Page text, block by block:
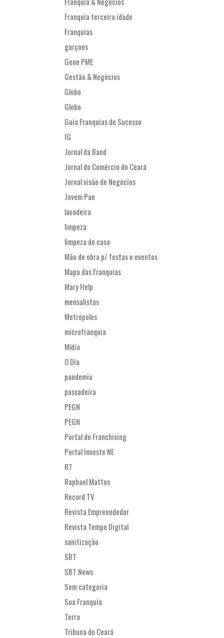
Franquia terceira idade
Franquias
garçons
Gene PME
Gestão & Negócios
Globo
Globo
Guia Franquias de Sucesso
IG
Jornal da Band
Jornal do Comércio do Ceará
Jornal visão de Negócios
Jovem Pan
lavadeira
limpeza
limpeza de casa
Mão de obra p/ festas e eventos
Mapa das Franquias
Mary Help
mensalistas
Metrópoles
microfranquia
Mídia
O Dia
pandemia
passadeira
PEGN
PEGN
Portal do Franchising
Portal Investe NE
R7
Raphael Mattos
Record TV
Revista Empreendedor
Revista Tempo Digital
sanitização
SBT
SBT News
Sem categoria
Sua Franquia
Terra
Tribuna do Ceará